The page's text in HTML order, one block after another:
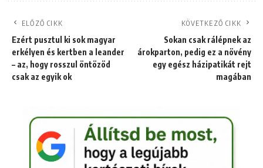
ELŐZŐ CIKK
Ezért pusztul ki sok magyar
erkélyen és kertben a leander
– az, hogy rosszul öntözöd
csak az egyik ok
KÖVETKEZŐ CIKK
Sokan csak rálépnek az
árokparton, pedig ez a növény
egy egész házipatikát rejt
magában